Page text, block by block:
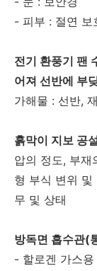
- 피부 : 절연 보
전기 환풍기 팬
어져 선반에 부
가해물 : 선반,
흙막이 지보 공
압의 정도, 부재
형 부식 변위 및
무 및 상태
방독면 흡수관(
- 할로겐 가스용